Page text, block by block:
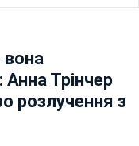
Трінчер
розлучення з